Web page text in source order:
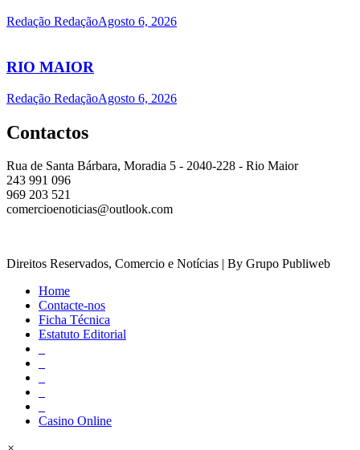
Redação RedaçãoAgosto 6, 2026
RIO MAIOR
Redação RedaçãoAgosto 6, 2026
Contactos
Rua de Santa Bárbara, Moradia 5 - 2040-228 - Rio Maior
243 991 096
969 203 521
comercioenoticias@outlook.com
Direitos Reservados, Comercio e Notícias | By Grupo Publiweb
Home
Contacte-nos
Ficha Técnica
Estatuto Editorial
Casino Online